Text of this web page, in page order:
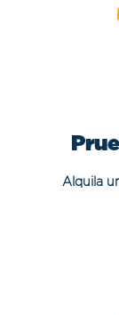
Alquila